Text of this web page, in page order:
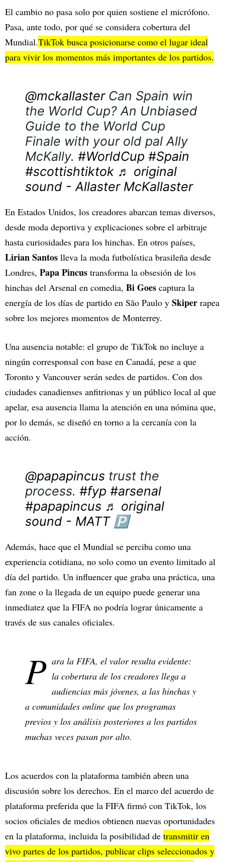
El cambio no pasa solo por quien sostiene el micrófono.
Pasa, ante todo, por qué se considera cobertura del
Mundial.TikTok busca posicionarse como el lugar ideal
para vivir los momentos más importantes de los partidos.
@mckallasterCan Spain win
the World Cup? An Unbiased
Guide to the World Cup
Finale with your old pal Ally
McKally. #WorldCup #Spain
#scottishtiktok ♬ original
sound - Allaster McKallaster
En Estados Unidos, los creadores abarcan temas diversos,
desde moda deportiva y explicaciones sobre el arbitraje
hasta curiosidades para los hinchas. En otros países,
Lirian Santos lleva la moda futbolística brasileña desde
Londres, Papa Pincus transforma la obsesión de los
hinchas del Arsenal en comedia, Bi Goes captura la
energía de los días de partido en São Paulo y Skiper rapea
sobre los mejores momentos de Monterrey.
Una ausencia notable: el grupo de TikTok no incluye a
ningún corresponsal con base en Canadá, pese a que
Toronto y Vancouver serán sedes de partidos. Con dos
ciudades canadienses anfitrionas y un público local al que
apelar, esa ausencia llama la atención en una nómina que,
por lo demás, se diseñó en torno a la cercanía con la
acción.
@papapincus trust the
process. #fyp #arsenal
#papapincus ♬ original
sound - MATT 🅿️
Además, hace que el Mundial se perciba como una
experiencia cotidiana, no solo como un evento limitado al
día del partido. Un influencer que graba una práctica, una
fan zone o la llegada de un equipo puede generar una
inmediatez que la FIFA no podría lograr únicamente a
través de sus canales oficiales.
P ara la FIFA, el valor resulta evidente:
la cobertura de los creadores llega a
audiencias más jóvenes, a las hinchas y
a comunidades online que los programas
previos y los análisis posteriores a los partidos
muchas veces pasan por alto.
Los acuerdos con la plataforma también abren una
discusión sobre los derechos. En el marco del acuerdo de
plataforma preferida que la FIFA firmó con TikTok, los
socios oficiales de medios obtienen nuevas oportunidades
en la plataforma, incluida la posibilidad de transmitir en
vivo partes de los partidos, publicar clips seleccionados y